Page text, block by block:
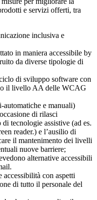
e servizi offerti, tra
inclusiva e
in maniera accessibile by
da diverse tipologie di
di sviluppo software con
il livello AA delle WCAG
automatiche e manuali)
di rilasci
tecnologie assistive (ad es.
reader.) e l’ausilio di
il mantenimento dei livelli
nuove barriere;
alternative accessibili
con aspetti
di tutto il personale del